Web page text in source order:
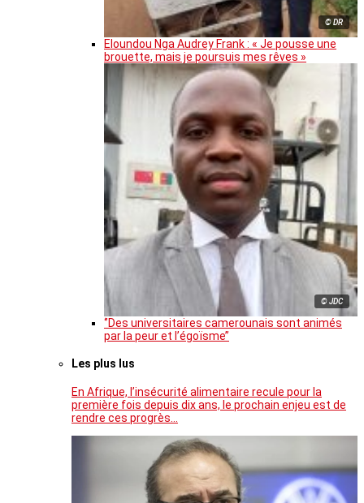
© DR
Eloundou Nga Audrey Frank : « Je pousse une
brouette, mais je poursuis mes rêves »
© JDC
‘’Des universitaires camerounais sont animés
par la peur et l’égoïsme’’
Les plus lus
En Afrique, l’insécurité alimentaire recule pour la
première fois depuis dix ans, le prochain enjeu est de
rendre ces progrès…